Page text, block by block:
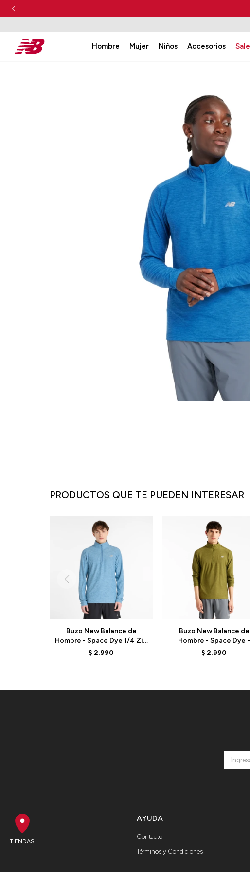
Hombre Mujer Niños Accesorios Sale
PRODUCTOS QUE TE PUEDEN INTERESAR
Buzo New Balance de
Hombre - Space Dye 1/4 Zip
- MT41915SHN - BLUE
$ 2.990
Buzo New Balance de
Hombre - Space Dye -
MT41915SH3 - GREEN
$ 2.990
TIENDAS
AYUDA
Contacto
Términos y Condiciones